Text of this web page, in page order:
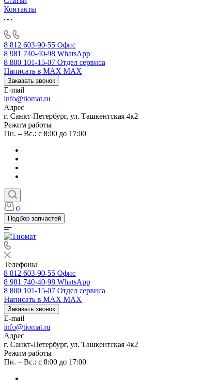
Контакты
8 812 603-90-55 Офис
8 981 740-40-98 WhatsApp
8 800 101-15-07 Отдел сервиса
Написать в MAX MAX
Заказать звонок
E-mail
info@tiomat.ru
Адрес
г. Санкт-Петербург, ул. Ташкентская 4к2
Режим работы
Пн. – Вс.: с 8:00 до 17:00
0
Подбор запчастей
Телефоны
8 812 603-90-55 Офис
8 981 740-40-98 WhatsApp
8 800 101-15-07 Отдел сервиса
Написать в MAX MAX
Заказать звонок
E-mail
info@tiomat.ru
Адрес
г. Санкт-Петербург, ул. Ташкентская 4к2
Режим работы
Пн. – Вс.: с 8:00 до 17:00